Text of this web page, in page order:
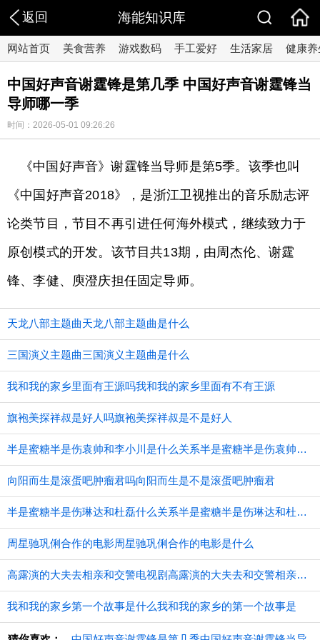
返回 海能知识库
网站首页 美食营养 游戏数码 手工爱好 生活家居 健康养
中国好声音谢霆锋是第几季 中国好声音谢霆锋当
导师哪一季
时间：2026-05-01 09:26:26
《中国好声音》谢霆锋当导师是第5季。该季也叫
《中国好声音2018》，是浙江卫视推出的音乐励志评
论类节目，节目不再引进任何海外模式，继续致力于
原创模式的开发。该节目共13期，由周杰伦、谢霆
锋、李健、庾澄庆担任固定导师。
天龙八部主题曲天龙八部主题曲是什么
三国演义主题曲三国演义主题曲是什么
我和我的家乡里面有王源吗我和我的家乡里面有不有王源
旗袍美探祥叔是好人吗旗袍美探祥叔是不是好人
半是蜜糖半是伤袁帅和李小川是什么关系半是蜜糖半是伤袁帅和李小川的关系
向阳而生是滚蛋吧肿瘤君吗向阳而生是不是滚蛋吧肿瘤君
半是蜜糖半是伤琳达和杜磊什么关系半是蜜糖半是伤琳达和杜磊的关系
周星驰巩俐合作的电影周星驰巩俐合作的电影是什么
高露演的大夫去相亲和交警电视剧高露演的大夫去和交警相亲的电视剧
我和我的家乡第一个故事是什么我和我的家乡的第一个故事是